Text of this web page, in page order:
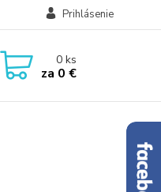
Prihlásenie
0ks
za 0 €